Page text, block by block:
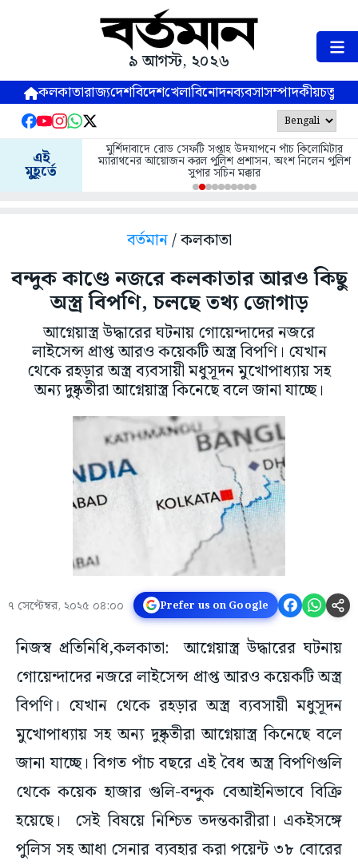
৯ আগস্ট, ২০২৬
কলকাতারাজ্যদেশবিদেশখেলাবিনোদনব্যবসাসম্পাদকীয়
এই
মুহূর্তে
মুর্শিদাবাদে রোড সেফটি সপ্তাহ উদযাপনে পাঁচ কিলোমিটার
ম্যারাথনের আয়োজন করল পুলিশ প্রশাসন, অংশ নিলেন পুলিশ
সুপার সচিন মক্কার
বর্তমান/ কলকাতা
বন্দুক কাণ্ডে নজরে কলকাতার আরও কিছু
অস্ত্র বিপণি, চলছে তথ্য জোগাড়
আগ্নেয়াস্ত্র উদ্ধারের ঘটনায় গোয়েন্দাদের নজরে
লাইসেন্স প্রাপ্ত আরও কয়েকটি অস্ত্র বিপণি। যেখান
থেকে রহড়ার অস্ত্র ব্যবসায়ী মধুসূদন মুখোপাধ্যায় সহ
অন্য দুষ্কৃতীরা আগ্নেয়াস্ত্র কিনেছে বলে জানা যাচ্ছে।
৭ সেপ্টেম্বর, ২০২৫ ০৪:০০ Prefer us on Google
নিজস্ব প্রতিনিধি,কলকাতা: আগ্নেয়াস্ত্র উদ্ধারের ঘটনায়
গোয়েন্দাদের নজরে লাইসেন্স প্রাপ্ত আরও কয়েকটি অস্ত্র
বিপণি। যেখান থেকে রহড়ার অস্ত্র ব্যবসায়ী মধুসূদন
মুখোপাধ্যায় সহ অন্য দুষ্কৃতীরা আগ্নেয়াস্ত্র কিনেছে বলে
জানা যাচ্ছে। বিগত পাঁচ বছরে এই বৈধ অস্ত্র বিপণিগুলি
থেকে কয়েক হাজার গুলি-বন্দুক বেআইনিভাবে বিক্রি
হয়েছে। সেই বিষয়ে নিশ্চিত তদন্তকারীরা। একইসঙ্গে
পুলিস সহ আধা সেনার ব্যবহার করা পয়েন্ট ৩৮ বোরের